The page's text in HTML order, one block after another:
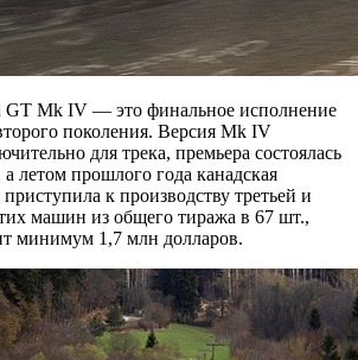
Mk IV — это финальное исполнение
поколения. Версия Mk IV
для трека, премьера состоялась
а летом прошлого года канадская
к производству третьей и
машин из общего тиража в 67 шт.,
минимум 1,7 млн долларов.